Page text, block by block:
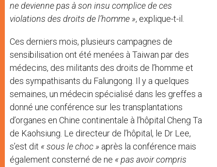
ne devienne pas à son insu complice de ces
violations des droits de l’homme », explique-t-il.
Ces derniers mois, plusieurs campagnes de
sensibilisation ont été menées à Taiwan par des
médecins, des militants des droits de l’homme et
des sympathisants du Falungong. Il y a quelques
semaines, un médecin spécialisé dans les greffes a
donné une conférence sur les transplantations
d’organes en Chine continentale à l’hôpital Cheng Ta
de Kaohsiung. Le directeur de l’hôpital, le Dr Lee,
s’est dit « sous le choc » après la conférence mais
également consterné de ne « pas avoir compris